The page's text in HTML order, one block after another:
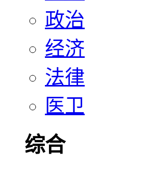
政治
经济
法律
医卫
综合